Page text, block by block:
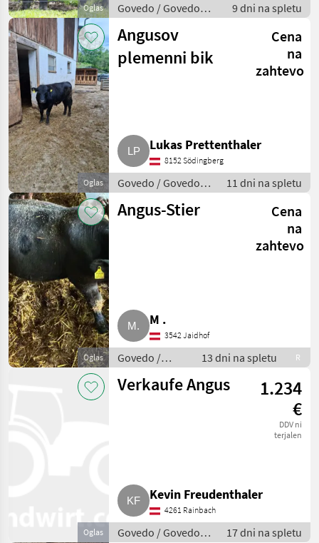
Oglas
Govedo / Govedo
Angus
9 dni na spletu
Oglas
Angusov
plemenni bik
Cena
na
zahtevo
Lukas Prettenthaler
8152 Södingberg
Govedo / Govedo
Angus
11 dni na spletu
Oglas
Angus-Stier
Cena
na
zahtevo
M .
3542 Jaidhof
Govedo /
Govedo Angus
13 dni na spletu R
Oglas
Verkaufe Angus
1.234
€
DDV ni
terjalen
Kevin Freudenthaler
4261 Rainbach
Govedo / Govedo
17 dni na spletu